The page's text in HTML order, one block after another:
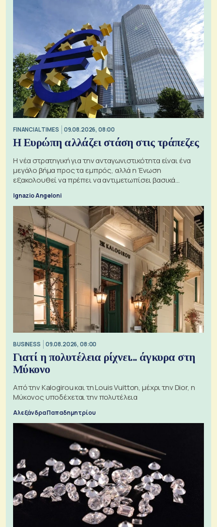
FINANCIAL TIMES 09.08.2026, 08:00
Η Ευρώπη αλλάζει στάση στις τράπεζες
Η νέα στρατηγική για την ανταγωνιστικότητα είναι ένα
μεγάλο βήμα προς τα εμπρός, αλλά η Ένωση
εξακολουθεί να πρέπει να αντιμετωπίσει βασικά
Ignazio Angeloni
BUSINESS 09.08.2026, 08:00
Γιατί η πολυτέλεια ρίχνει... άγκυρα στη
Μύκονο
Από την Kalogirou και τη Louis Vuitton, μέχρι την Dior, η
Μύκονος υποδέχεται την πολυτέλεια
Αλεξάνδρα Παπαδημητρίου